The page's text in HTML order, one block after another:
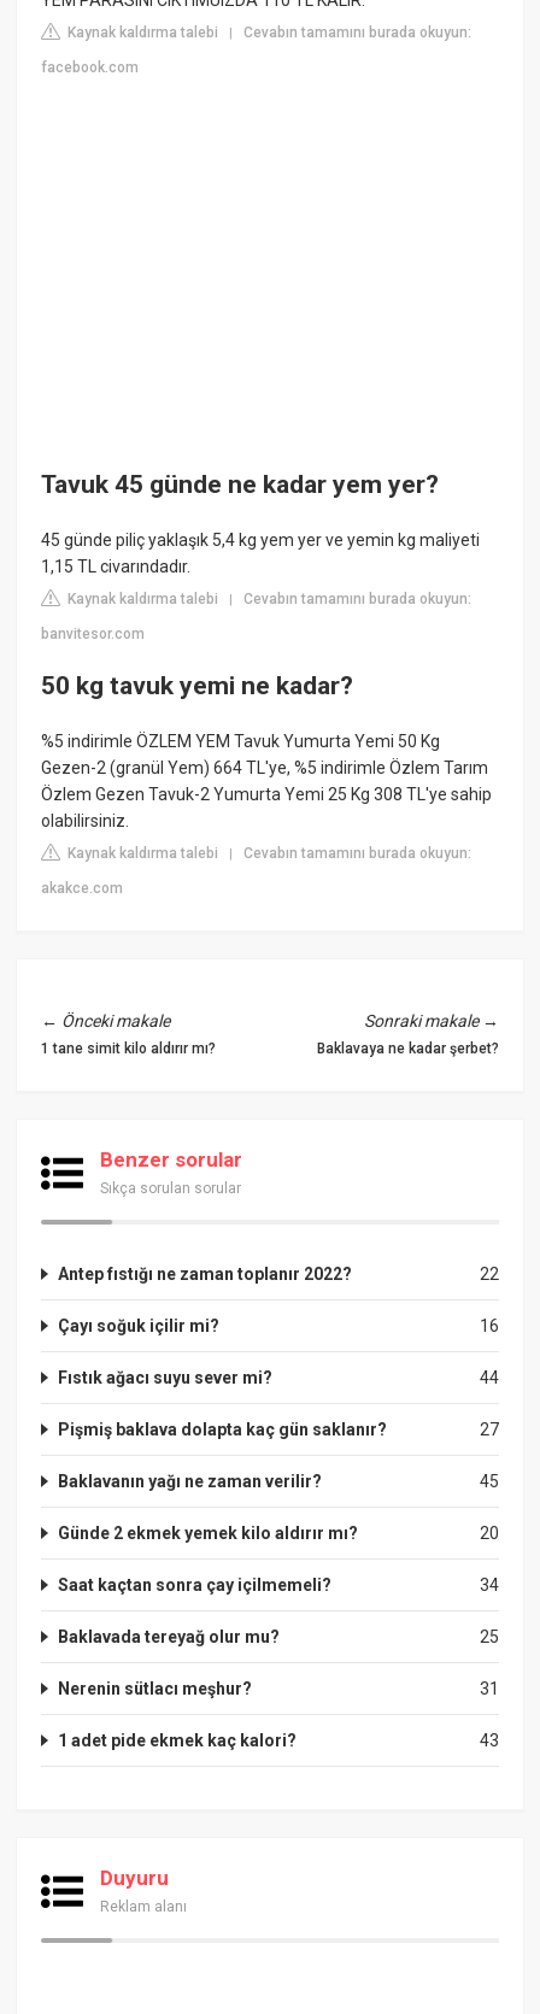
Kaynak kaldırma talebi |Cevabın tamamını burada okuyun:
facebook.com
Tavuk 45 günde ne kadar yem yer?
45 günde piliç yaklaşık 5,4 kg yem yer ve yemin kg maliyeti
1,15 TL civarındadır.
Kaynak kaldırma talebi |Cevabın tamamını burada okuyun:
banvitesor.com
50 kg tavuk yemi ne kadar?
%5 indirimle ÖZLEM YEM Tavuk Yumurta Yemi 50 Kg
Gezen-2 (granül Yem) 664 TL'ye, %5 indirimle Özlem Tarım
Özlem Gezen Tavuk-2 Yumurta Yemi 25 Kg 308 TL'ye sahip
olabilirsiniz.
Kaynak kaldırma talebi |Cevabın tamamını burada okuyun:
akakce.com
← Önceki makale
1 tane simit kilo aldırır mı?
Sonraki makale→
Baklavaya ne kadar şerbet?
Benzer sorular
Sıkça sorulan sorular
22
Antep fıstığı ne zaman toplanır 2022?
16
Çayı soğuk içilir mi?
44
Fıstık ağacı suyu sever mi?
27
Pişmiş baklava dolapta kaç gün saklanır?
45
Baklavanın yağı ne zaman verilir?
20
Günde 2 ekmek yemek kilo aldırır mı?
34
Saat kaçtan sonra çay içilmemeli?
25
Baklavada tereyağ olur mu?
31
Nerenin sütlacı meşhur?
43
1 adet pide ekmek kaç kalori?
Duyuru
Reklam alanı